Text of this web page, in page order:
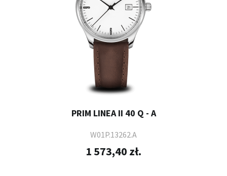
PRIM LINEA II 40 Q - A
W01P.13262.A
1 573,40 zł.